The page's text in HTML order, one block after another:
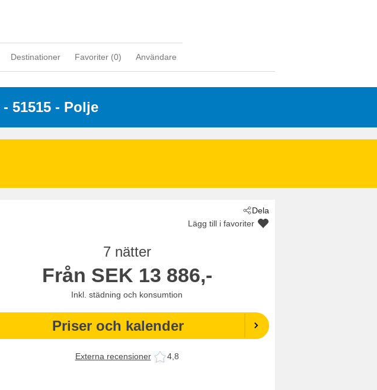
Destinationer Favoriter (0) Användare
- 51515 - Polje
Dela
Lägg till i favoriter
7 nätter
Från SEK 13 886,-
Inkl. städning och konsumtion
Priser och kalender
Externa recensioner 4,8